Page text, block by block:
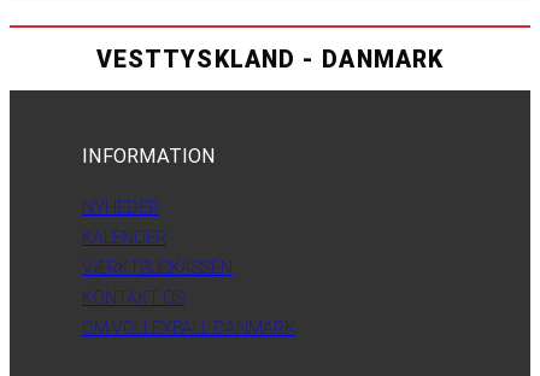
VESTTYSKLAND - DANMARK
INFORMATION
NYHEDER
KALENDER
VÆRKTØJSKASSEN
KONTAKT OS
OM VOLLEYBALL DANMARK